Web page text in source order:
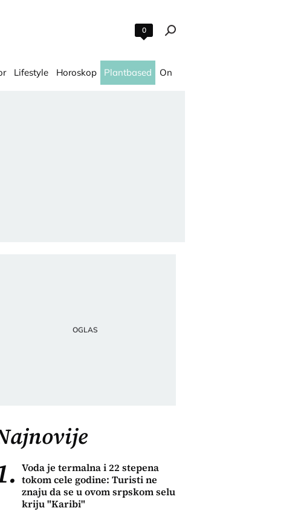
0
Lifestyle Horoskop Plantbased On
Voda je termalna i 22 stepena
tokom cele godine: Turisti ne
znaju da se u ovom srpskom selu
kriju "Karibi"